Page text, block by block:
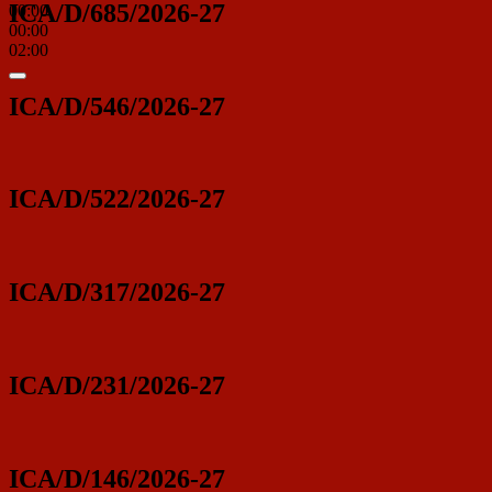
00:00
00:00
02:00
ICA/D/685/2026-27
ICA/D/546/2026-27
ICA/D/522/2026-27
ICA/D/317/2026-27
ICA/D/231/2026-27
ICA/D/146/2026-27